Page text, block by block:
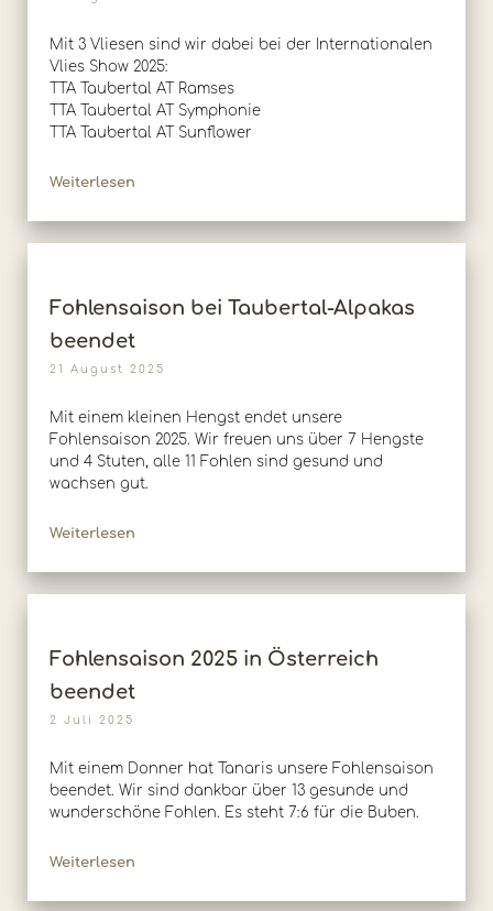
Mit 3 Vliesen sind wir dabei bei der Internationalen
Vlies Show 2025:
TTA Taubertal AT Ramses
TTA Taubertal AT Symphonie
TTA Taubertal AT Sunflower
Weiterlesen
Fohlensaison bei Taubertal-Alpakas
beendet
21 August 2025
Mit einem kleinen Hengst endet unsere
Fohlensaison 2025. Wir freuen uns über 7 Hengste
und 4 Stuten, alle 11 Fohlen sind gesund und
wachsen gut.
Weiterlesen
Fohlensaison 2025 in Österreich
beendet
2 Juli 2025
Mit einem Donner hat Tanaris unsere Fohlensaison
beendet. Wir sind dankbar über 13 gesunde und
wunderschöne Fohlen. Es steht 7:6 für die Buben.
Weiterlesen